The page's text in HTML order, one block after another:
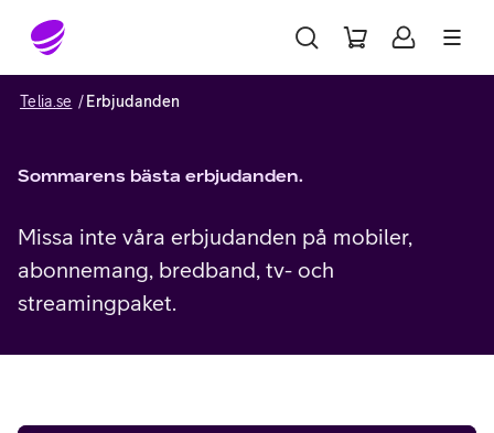
Gå till sidans innehåll
Telia.se Erbjudanden
Sommarens bästa erbjudanden.
Missa inte våra erbjudanden på mobiler,
abonnemang, bredband, tv- och
streamingpaket.